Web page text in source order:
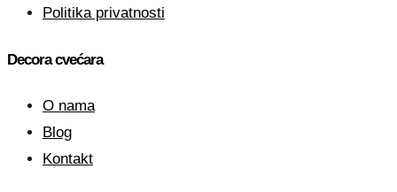
Politika privatnosti
Decora cvećara
O nama
Blog
Kontakt